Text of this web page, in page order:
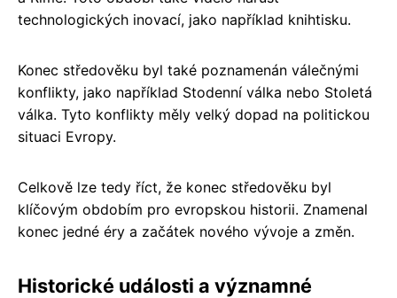
technologických inovací, jako například knihtisku.
Konec středověku byl také poznamenán válečnými
konflikty, jako například Stodenní válka nebo Stoletá
válka. Tyto konflikty měly velký dopad na politickou
situaci Evropy.
Celkově lze tedy říct, že konec středověku byl
klíčovým obdobím pro evropskou historii. Znamenal
konec jedné éry a začátek nového vývoje a změn.
Historické události a významné